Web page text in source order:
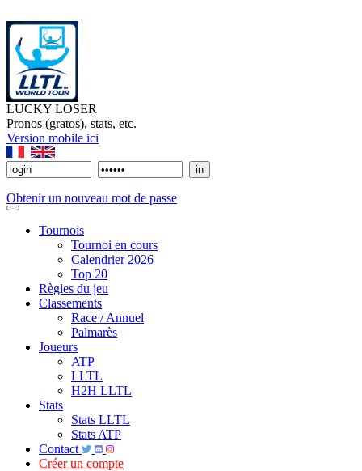
LUCKY LOSER
Pronos (gratos), stats, etc.
Version mobile ici
Obtenir un nouveau mot de passe
Tournois
Tournoi en cours
Calendrier 2026
Top 20
Règles du jeu
Classements
Race / Annuel
Palmarès
Joueurs
ATP
LLTL
H2H LLTL
Stats
Stats LLTL
Stats ATP
Contact
Créer un compte